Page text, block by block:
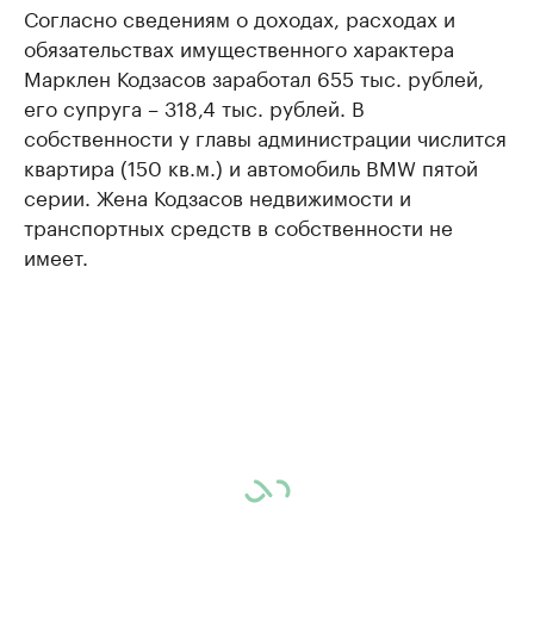
Согласно сведениям о доходах, расходах и
обязательствах имущественного характера
Марклен Кодзасов заработал 655 тыс. рублей,
его супруга – 318,4 тыс. рублей. В
собственности у главы администрации числится
квартира (150 кв.м.) и автомобиль BMW пятой
серии. Жена Кодзасов недвижимости и
транспортных средств в собственности не
имеет.